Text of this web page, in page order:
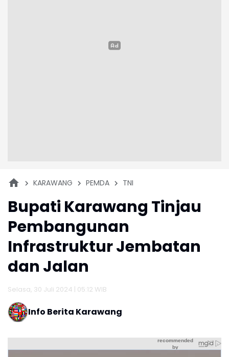
KARAWANG PEMDA TNI
Bupati Karawang Tinjau
Pembangunan
Infrastruktur Jembatan
dan Jalan
Selasa, 30 Juli 2024 | 05:12 WIB
Info Berita Karawang